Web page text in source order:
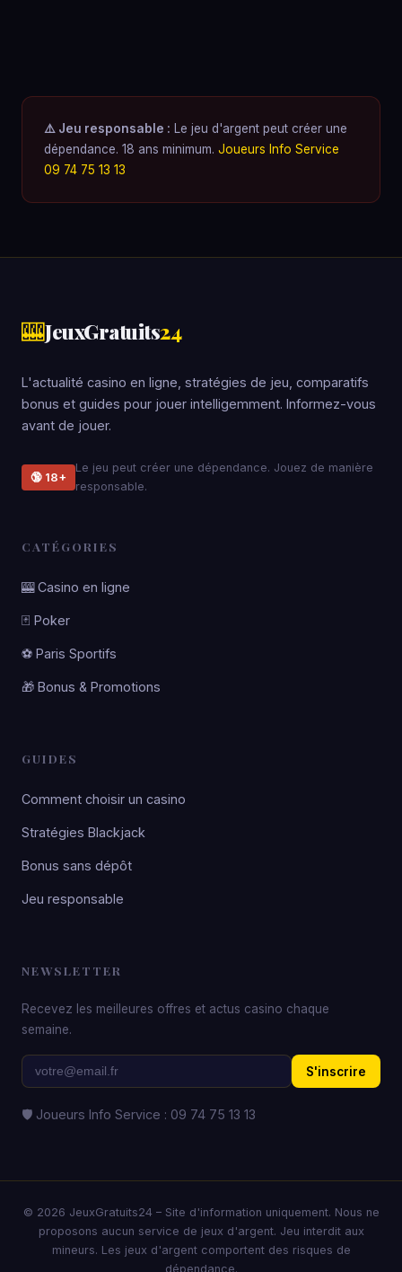
⚠️ Jeu responsable : Le jeu d'argent peut créer une
dépendance. 18 ans minimum. Joueurs Info Service
09 74 75 13 13
🎰JeuxGratuits24
L'actualité casino en ligne, stratégies de jeu, comparatifs
bonus et guides pour jouer intelligemment. Informez-vous
avant de jouer.
🔞 18+
Le jeu peut créer une dépendance. Jouez de manière
responsable.
CATÉGORIES
🎰 Casino en ligne
🃏 Poker
⚽ Paris Sportifs
🎁 Bonus & Promotions
GUIDES
Comment choisir un casino
Stratégies Blackjack
Bonus sans dépôt
Jeu responsable
NEWSLETTER
Recevez les meilleures offres et actus casino chaque
semaine.
S'inscrire
🛡️ Joueurs Info Service : 09 74 75 13 13
© 2026 JeuxGratuits24 – Site d'information uniquement. Nous ne
proposons aucun service de jeux d'argent. Jeu interdit aux
mineurs. Les jeux d'argent comportent des risques de
dépendance.